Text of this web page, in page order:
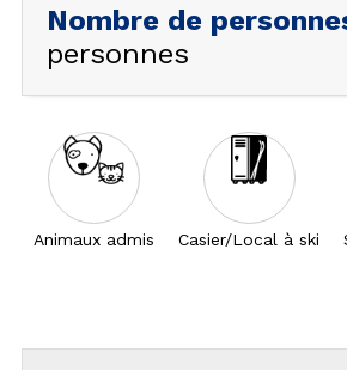
Nombre de
personnes
Animaux admis Casier/Local à ski